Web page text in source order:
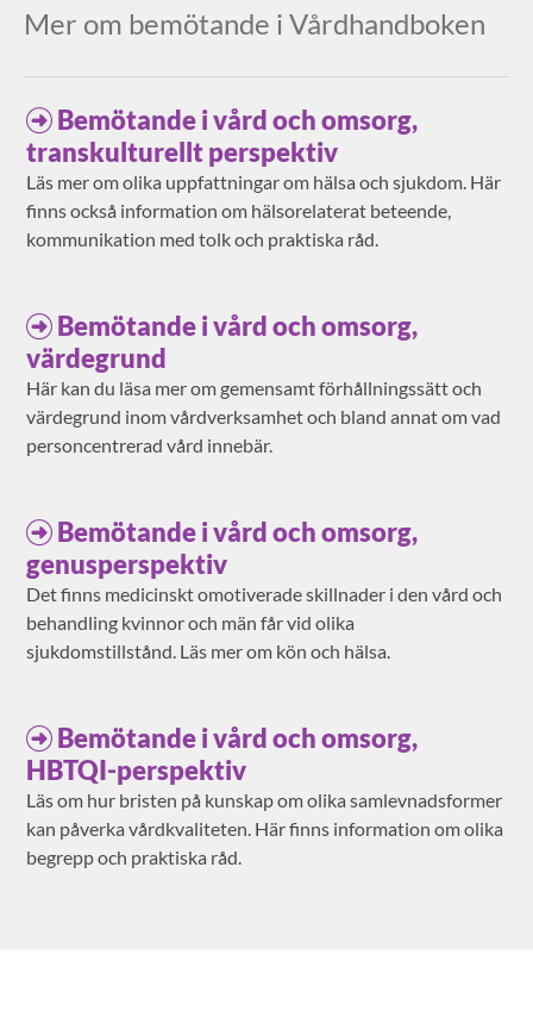
Mer om bemötande i Vårdhandboken
Bemötande i vård och omsorg,
transkulturellt perspektiv
Läs mer om olika uppfattningar om hälsa och sjukdom. Här
finns också information om hälsorelaterat beteende,
kommunikation med tolk och praktiska råd.
Bemötande i vård och omsorg,
värdegrund
Här kan du läsa mer om gemensamt förhållningssätt och
värdegrund inom vårdverksamhet och bland annat om vad
personcentrerad vård innebär.
Bemötande i vård och omsorg,
genusperspektiv
Det finns medicinskt omotiverade skillnader i den vård och
behandling kvinnor och män får vid olika
sjukdomstillstånd. Läs mer om kön och hälsa.
Bemötande i vård och omsorg,
HBTQI-perspektiv
Läs om hur bristen på kunskap om olika samlevnadsformer
kan påverka vårdkvaliteten. Här finns information om olika
begrepp och praktiska råd.